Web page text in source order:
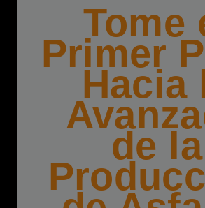
Tome
Primer
Hacia
de la